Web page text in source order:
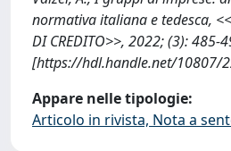
normativa italiana e tedesca,
DI CREDITO>>, 2022; (3): 485-
[https://hdl.handle.net/10807/
Appare nelle tipologie:
Articolo in rivista, Nota a